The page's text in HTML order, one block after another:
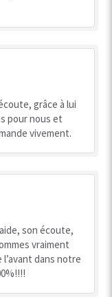
grâce à lui
pour nous et
vivement.
son écoute,
vraiment
dans notre